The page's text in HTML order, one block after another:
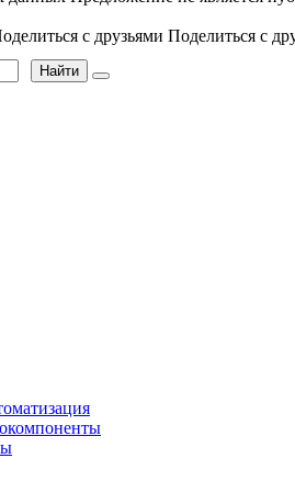
с друзьями Поделиться с
Найти